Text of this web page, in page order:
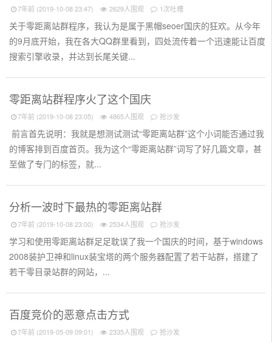
7年前 (2019-10-08 23:47) 2629人围观 1次吐槽
‌关于零距离站群程序，我认为是属于黑帽seoer国庆的狂欢。从今年
的9月底开始，我在各大QQ群里看到，四处流传着一个迅速能让百度
搜索引擎收录，并达到长尾关键...
零距离站群程序火了这个国庆
7年前 (2019-10-08 23:05) 4865人围观 抢沙发
前言首先说明：我就是想测试测试“零距离站群”这个小词能否通过我
的博客排到百度首页。我为这个“零距离站群”词写了好几篇文章，甚
至做了专门的标签，就...
分析一波时下最热的零距离站群
7年前 (2019-10-08 23:00) 2534人围观 抢沙发
学习和使用零距离站群足足耽误了我一个国庆的时间，基于windows
2008装护卫神和linux装宝塔的两个服务器配置了若干站群，搭建了
若干零目录站群的网站，...
百度竞价的恶意点击方式
7年前 (2019-05-09 09:01) 2335人围观 抢沙发